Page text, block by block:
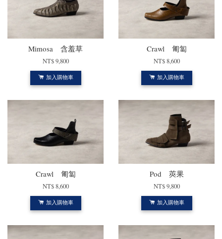
Mimosa 含羞草
NT$ 9,800
加入購物車
Crawl 匍匐
NT$ 8,600
加入購物車
Crawl 匍匐
NT$ 8,600
加入購物車
Pod 莢果
NT$ 9,800
加入購物車